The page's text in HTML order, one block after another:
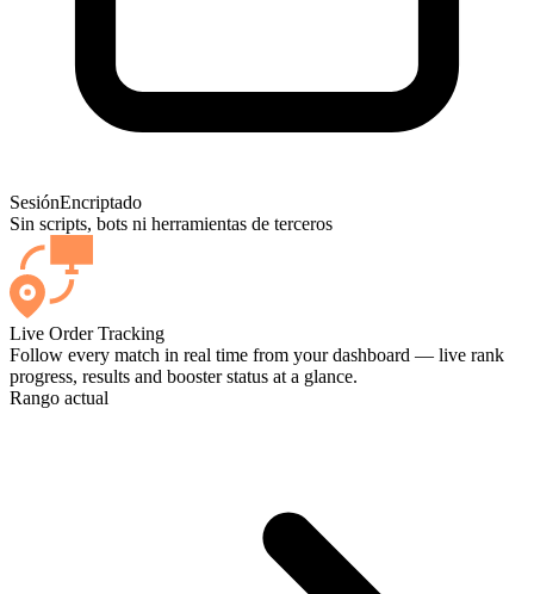
SesiónEncriptado
Sin scripts, bots ni herramientas de terceros
Live Order Tracking
Follow every match in real time from your dashboard — live rank
progress, results and booster status at a glance.
Rango actual